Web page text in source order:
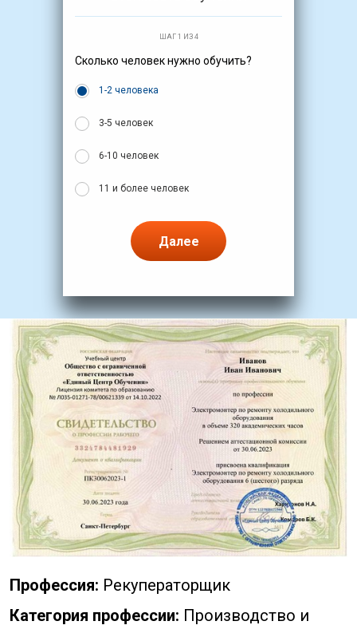
ШАГ 1 ИЗ 4
Сколько человек нужно обучить?
1-2 человека
3-5 человек
6-10 человек
11 и более человек
Далее
Профессия: Рекуператорщик
Категория профессии: Производство и